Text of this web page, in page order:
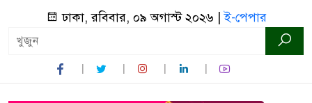
ঢাকা, রবিবার, ০৯ অগাস্ট ২০২৬ |ই-পেপার